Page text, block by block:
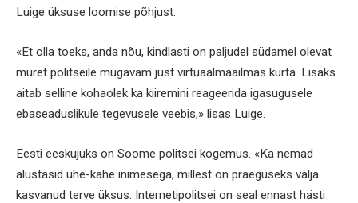
Luige üksuse loomise põhjust.
«Et olla toeks, anda nõu, kindlasti on paljudel südamel olevat
muret politseile mugavam just virtuaalmaailmas kurta. Lisaks
aitab selline kohaolek ka kiiremini reageerida igasugusele
ebaseaduslikule tegevusele veebis,» lisas Luige.
Eesti eeskujuks on Soome politsei kogemus. «Ka nemad
alustasid ühe-kahe inimesega, millest on praeguseks välja
kasvanud terve üksus. Internetipolitsei on seal ennast hästi